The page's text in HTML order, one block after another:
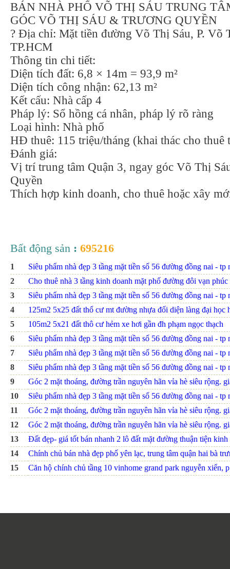
BÁN NHÀ PHỐ VÕ THỊ SÁU TRUNG
GÓC VÕ THỊ SÁU & TRƯƠNG QUYỀN
? Địa chỉ: Mặt tiền đường Võ Thị Sáu, P. Võ
TP.HCM
Thông tin chi tiết:
Diện tích đất: 6,8 × 14m = 93,9 m²
Diện tích công nhận: 62,13 m²
Kết cấu: Nhà cấp 4
Pháp lý: Sổ hồng cá nhân, pháp lý rõ ràng
Loại hình: Nhà phố
HĐ thuê: 115 triệu/tháng (khai thác cho thuê
Đánh giá:
Vị trí trung tâm Quận 3, ngay góc Võ Thị
Quyền
Thích hợp kinh doanh, cho thuê hoặc xây
Bất động sản : 695216
1
Siêu phẩm nhà đẹp 3 tầng mặt tiền số 56 đường đồng nai - tp
2
Cho thuê nhà 3 tầng kinh doanh mặt phố đường đôi vạn phúc
3
Siêu phẩm nhà đẹp 3 tầng mặt tiền số 56 đường đồng nai - tp
4
125m2 5x25 đất thổ cư mt đường nhựa đối diện làng đại học
5
105m2 5x21 đất thô cư hẻm xe hơi gần đh phạm ngọc thạch
6
Siêu phẩm nhà đẹp 3 tầng mặt tiền số 56 đường đồng nai - tp
7
Siêu phẩm nhà đẹp 3 tầng mặt tiền số 56 đường đồng nai - tp
8
Siêu phẩm nhà đẹp 3 tầng mặt tiền số 56 đường đồng nai - tp
9
Góc 2 mặt thoáng, đường trần nguyên hãn vỉa hè siêu rộng.
10
Siêu phẩm nhà đẹp 3 tầng mặt tiền số 56 đường đồng nai - tp
11
Góc 2 mặt thoáng, đường trần nguyên hãn vỉa hè siêu rộng.
12
Góc 2 mặt thoáng, đường trần nguyên hãn vỉa hè siêu rộng.
13
Đất đẹp- giá tốt bán nhanh 2 lô đất mặt đường thuận tiện
14
Chính chủ bán nhà đẹp phố yên lạc, trung tâm quận hai bà
15
Căn hộ chính chủ tầng 10 vinhome grand park nguyễn xiển,